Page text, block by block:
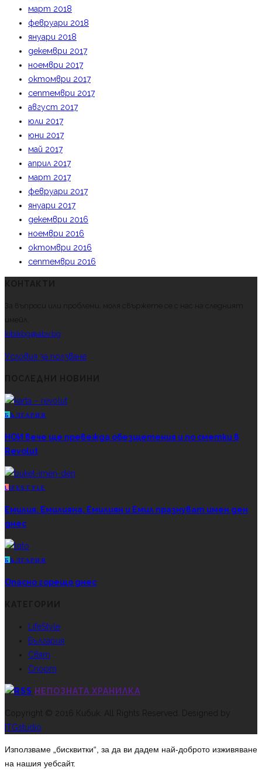
март 2018
февруари 2018
януари 2018
декември 2017
ноември 2017
октомври 2017
септември 2017
август 2017
юли 2017
юни 2017
май 2017
април 2017
март 2017
февруари 2017
януари 2017
декември 2016
ноември 2016
октомври 2016
септември 2016
За въпроси или проблеми, моля свържете се с нас на следният
имейл.
kibikbg@abv.bg
Условия за ползване
Б ЪЛГАРИЯ
НОИ вече ще превежда обезщетения и по сметки в
Revolut
L IFESTYLE
Емилия, Емилияна, Емилиян и Емил празнуват имен ден
днес
Б ЪЛГАРИЯ
Опасно горещо днес
LifeStyle
България
Свят
Спорт
НЕПОЗНАТА ХРАНИЛКА
Copyright © 2016 Кибик. All Rights Reserved. Designed by
ITGstudio
Използваме „бисквитки“, за да ви дадем най-доброто изживяване
на нашия уебсайт.